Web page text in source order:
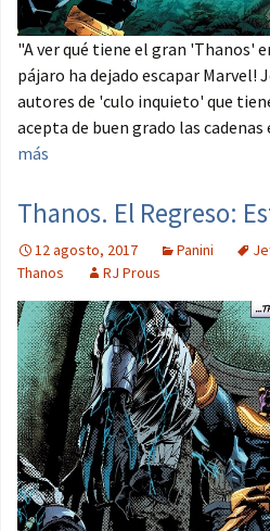
"A ver qué tiene el gran 'Thanos'
pájaro ha dejado escapar Marvel!
autores de 'culo inquieto' que
acepta de buen grado las cadenas
más
Thanos. El Regreso:
12 agosto, 2017 Panini
Thanos
RJ Prous